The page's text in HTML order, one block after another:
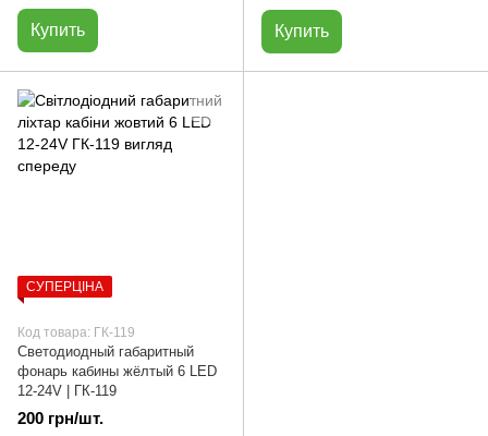
Купить Купить
СУПЕРЦІНА
Код товара: ГК-119
Светодиодный габаритный
фонарь кабины жёлтый 6 LED
12-24V | ГК-119
200 грн/шт.